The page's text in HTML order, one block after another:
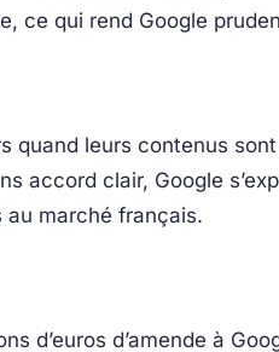
ce qui rend Google
quand leurs contenus
accord clair, Google
au marché français.
d’euros d’amende à